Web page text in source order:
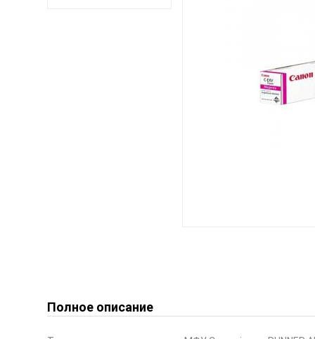
Полное описание